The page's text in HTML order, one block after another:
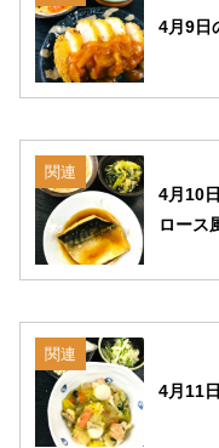
4月9日
関連
4月10
ロース
関連
4月11